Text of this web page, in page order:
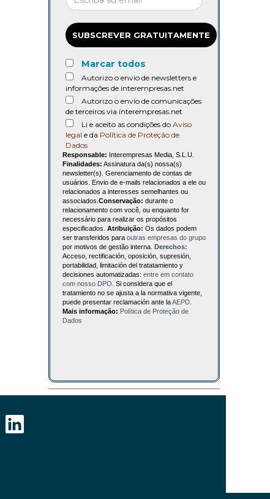
SUBSCREVER GRATUITAMENTE
Marcar todos
Autorizo o envio de newsletters e
informações de interempresas.net
Autorizo o envio de comunicações
de terceiros via interempresas.net
Li e aceito as condições do Aviso
legal e da Política de Proteção de
Dados
Responsable: Interempresas Media, S.L.U.
Finalidades: Assinatura da(s) nossa(s)
newsletter(s). Gerenciamento de contas de
usuários. Envio de e-mails relacionados a ele ou
relacionados a interesses semelhantes ou
associados. Conservação: durante o
relacionamento com você, ou enquanto for
necessário para realizar os propósitos
especificados. Atribuição: Os dados podem
ser transferidos para outras empresas do grupo
por motivos de gestão interna. Derechos:
Acceso, rectificación, oposición, supresión,
portabilidad, limitación del tratatamiento y
decisiones automatizadas: entre em contato
com nosso DPO . Si considera que el
tratamiento no se ajusta a la normativa vigente,
puede presentar reclamación ante laAEPD
Mais informação: Política de Proteção de
Dados